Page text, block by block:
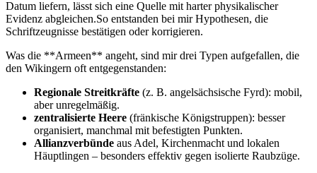
Datum liefern, lässt sich​ eine Quelle mit harter physikalischer
Evidenz abgleichen.So ⁢entstanden bei ⁣mir Hypothesen, ⁤die
Schriftzeugnisse ​bestätigen oder korrigieren.
Was die ⁣**Armeen** angeht,​ sind mir drei⁣ Typen aufgefallen,​ die
den Wikingern oft entgegenstanden:
Regionale Streitkräfte (z. B. ⁢angelsächsische Fyrd): mobil,
aber⁢ unregelmäßig.
zentralisierte Heere (fränkische Königstruppen): besser‌
organisiert,⁣ manchmal ⁢mit ‌befestigten Punkten.
Allianzverbünde aus Adel, Kirchenmacht und lokalen
Häuptlingen – besonders effektiv gegen isolierte Raubzüge.